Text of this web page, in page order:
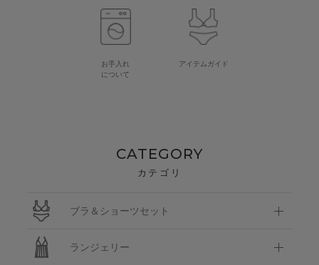
お手入れ
について
アイテムガイド
CATEGORY
カテゴリ
ブラ＆ショーツセット
ランジェリー